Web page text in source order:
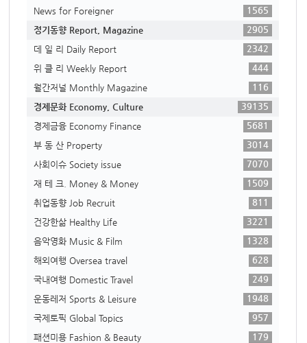
News for Foreigner
1565
정기동향 Report, Magazine
2905
데 일 리 Daily Report
2342
위 클 리 Weekly Report
444
월간저널 Monthly Magazine
116
경제문화 Economy, Culture
39135
경제금융 Economy Finance
5681
부 동 산 Property
3014
사회이슈 Society issue
7070
재 테 크. Money & Money
1509
취업동향 Job Recruit
811
건강한삶 Healthy Life
3221
음악영화 Music & Film
1328
해외여행 Oversea travel
628
국내여행 Domestic Travel
249
운동레저 Sports & Leisure
1948
국제토픽 Global Topics
957
패션미용 Fashion & Beauty
179